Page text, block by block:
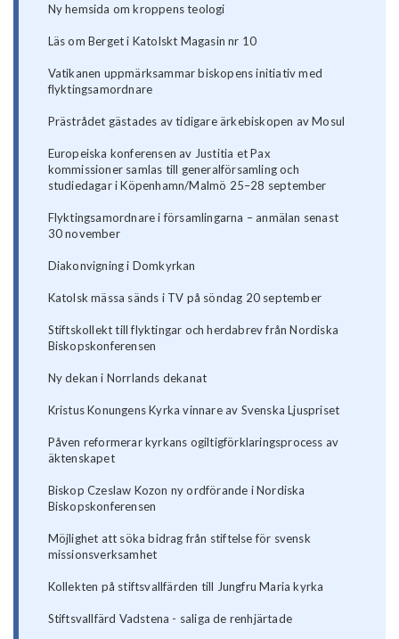
Ny hemsida om kroppens teologi
Läs om Berget i Katolskt Magasin nr 10
Vatikanen uppmärksammar biskopens initiativ med
flyktingsamordnare
Prästrådet gästades av tidigare ärkebiskopen av Mosul
Europeiska konferensen av Justitia et Pax
kommissioner samlas till generalförsamling och
studiedagar i Köpenhamn/Malmö 25–28 september
Flyktingsamordnare i församlingarna – anmälan senast
30 november
Diakonvigning i Domkyrkan
Katolsk mässa sänds i TV på söndag 20 september
Stiftskollekt till flyktingar och herdabrev från Nordiska
Biskopskonferensen
Ny dekan i Norrlands dekanat
Kristus Konungens Kyrka vinnare av Svenska Ljuspriset
Påven reformerar kyrkans ogiltigförklaringsprocess av
äktenskapet
Biskop Czeslaw Kozon ny ordförande i Nordiska
Biskopskonferensen
Möjlighet att söka bidrag från stiftelse för svensk
missionsverksamhet
Kollekten på stiftsvallfärden till Jungfru Maria kyrka
Stiftsvallfärd Vadstena - saliga de renhjärtade